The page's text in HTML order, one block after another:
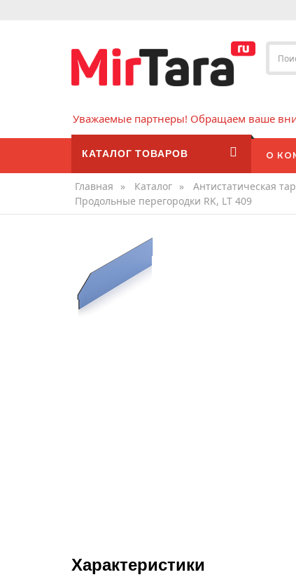
Уважаемые партнеры! Обращаем ваше
КАТАЛОГ ТОВАРОВ О
Главная » Каталог » Антистатическая
Продольные перегородки RK, LT 409
Характеристики